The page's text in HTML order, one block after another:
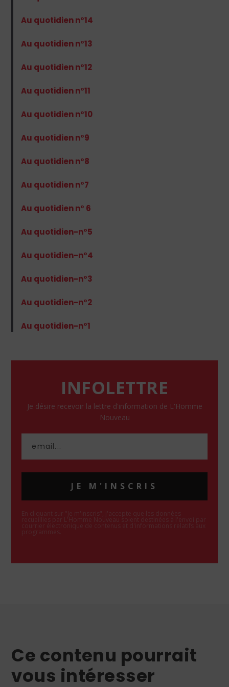
Au quotidien n°14
Au quotidien n°13
Au quotidien n°12
Au quotidien n°11
Au quotidien n°10
Au quotidien n°9
Au quotidien n°8
Au quotidien n°7
Au quotidien n° 6
Au quotidien-n°5
Au quotidien-n°4
Au quotidien-n°3
Au quotidien-n°2
Au quotidien-n°1
INFOLETTRE
Je désire recevoir la lettre d'information de L'Homme
Nouveau
JE M'INSCRIS
En cliquant sur "Je m'inscris", j'accepte que les données
recueillies par L'Homme Nouveau soient destinées à l'envoi par
courrier électronique de contenus et d'informations relatifs aux
programmes.
Ce contenu pourrait
vous intéresser